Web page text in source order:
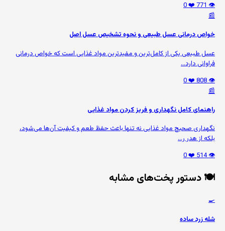
👁️ 771
❤️ 0
📰
خواص درمانی عسل طبیعی و نحوه تشخیص عسل اصل
عسل طبیعی یکی از کامل‌ترین و مفیدترین مواد غذایی است که خواص درمانی
فراوانی دارد...
👁️ 808
❤️ 0
📰
راهنمای کامل نگهداری و فریز کردن مواد غذایی
نگهداری صحیح مواد غذایی نه تنها باعث حفظ طعم و کیفیت آن‌ها می‌شود،
بلکه از هدر ر...
👁️ 514
❤️ 0
🍽️ دستور پخت‌های مشابه
🍳
شله زرد ساده